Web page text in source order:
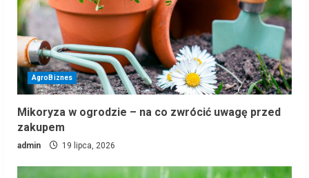
AgroBiznes
Mikoryza w ogrodzie – na co zwrócić uwagę przed
zakupem
admin 19 lipca, 2026